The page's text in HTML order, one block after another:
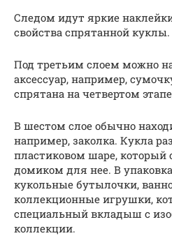
Следом идут яркие
свойства спрятанной куклы.
Под третьим слоем можно
аксессуар, например,
спрятана на четвертом
В шестом слое обычно
например, заколка. Кукла
пластиковом шаре,
домиком для нее. В
кукольные бутылочки,
коллекционные игрушки,
специальный вкладыш с
коллекции.